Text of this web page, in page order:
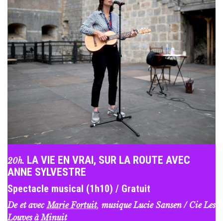
20h. LA VIE EN VRAI, SUR LA ROUTE AVEC
ANNE SYLVESTRE
Spectacle musical (1h10) / Gratuit
De et avecMarie Fortuit, musique Lucie Sansen / Cie Les
Louves à Minuit